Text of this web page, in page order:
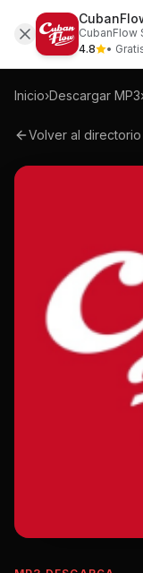
Mp3
Inicio›Descargar MP3
Volver al directorio
CubanFlow
4.8
•